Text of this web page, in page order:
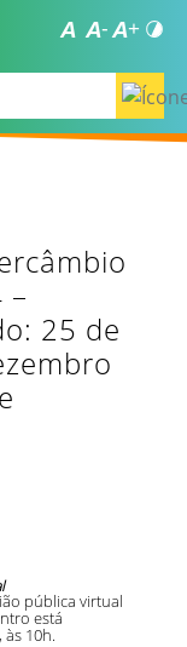
–
25 de
pública virtual
está
10h.